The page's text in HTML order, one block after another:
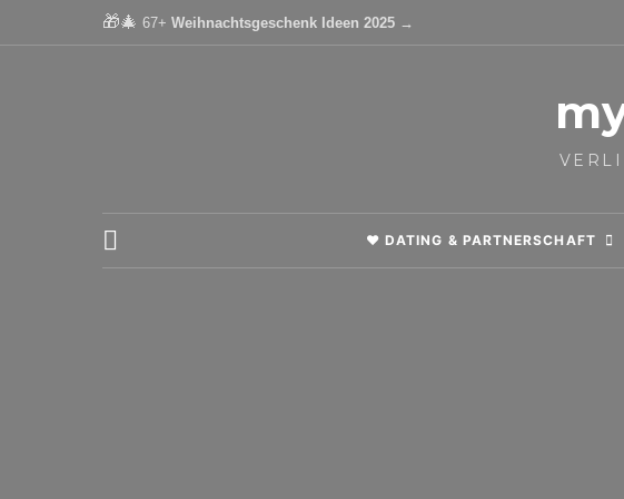
🎁🎄 67+ Weihnachtsgeschenk Ideen 2025 →
❤️ DATING & PARTNERSCHAFT